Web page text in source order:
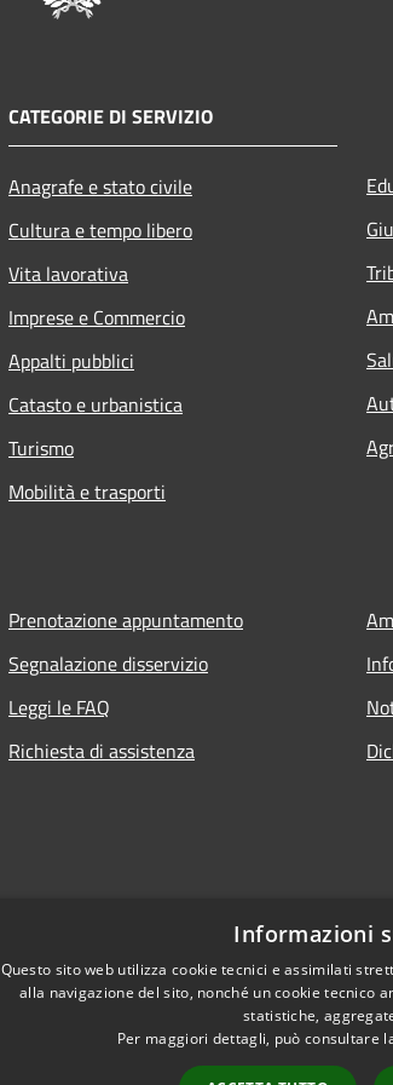
CATEGORIE DI SERVIZIO
Anagrafe e stato civile
Cultura e tempo libero
Vita lavorativa
Imprese e Commercio
Appalti pubblici
Catasto e urbanistica
Turismo
Mobilità e trasporti
Prenotazione appuntamento
Segnalazione disservizio
Leggi le FAQ
Richiesta di assistenza
Informazioni
Questo sito web utilizza cookie tecnici e assimilati
alla navigazione del sito, nonché un cookie tecnico
statistiche,
Per maggiori dettagli, può consultare